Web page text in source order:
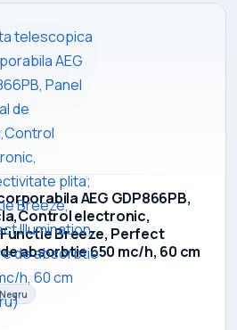
AEG GDP866PB,
electronic,
Breeze, Perfect
absorbtie 650 mc/h, 60 cm
Negru